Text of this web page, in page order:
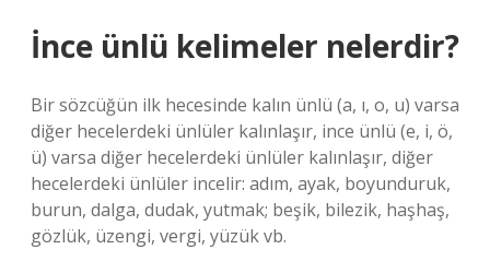
İnce ünlü kelimeler nelerdir?
Bir sözcüğün ilk hecesinde kalın ünlü (a, ı, o, u) varsa
diğer hecelerdeki ünlüler kalınlaşır, ince ünlü (e, i, ö,
ü) varsa diğer hecelerdeki ünlüler kalınlaşır, diğer
hecelerdeki ünlüler incelir: adım, ayak, boyunduruk,
burun, dalga, dudak, yutmak; beşik, bilezik, haşhaş,
gözlük, üzengi, vergi, yüzük vb.